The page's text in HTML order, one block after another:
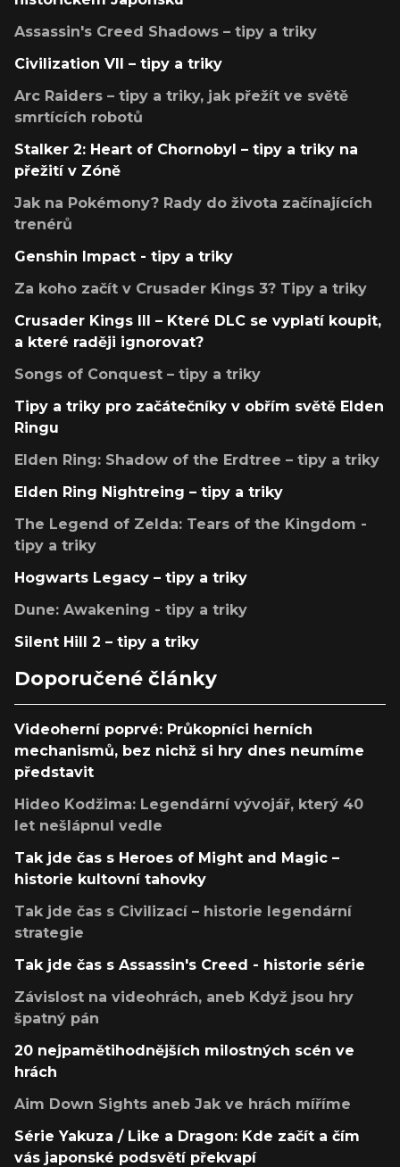
Assassin's Creed Shadows – tipy a triky
Civilization VII – tipy a triky
Arc Raiders – tipy a triky, jak přežít ve světě
smrtících robotů
Stalker 2: Heart of Chornobyl – tipy a triky na
přežití v Zóně
Jak na Pokémony? Rady do života začínajících
trenérů
Genshin Impact - tipy a triky
Za koho začít v Crusader Kings 3? Tipy a triky
Crusader Kings III – Které DLC se vyplatí koupit,
a které raději ignorovat?
Songs of Conquest – tipy a triky
Tipy a triky pro začátečníky v obřím světě Elden
Ringu
Elden Ring: Shadow of the Erdtree – tipy a triky
Elden Ring Nightreing – tipy a triky
The Legend of Zelda: Tears of the Kingdom -
tipy a triky
Hogwarts Legacy – tipy a triky
Dune: Awakening - tipy a triky
Silent Hill 2 – tipy a triky
Doporučené články
Videoherní poprvé: Průkopníci herních
mechanismů, bez nichž si hry dnes neumíme
představit
Hideo Kodžima: Legendární vývojář, který 40
let nešlápnul vedle
Tak jde čas s Heroes of Might and Magic –
historie kultovní tahovky
Tak jde čas s Civilizací – historie legendární
strategie
Tak jde čas s Assassin's Creed - historie série
Závislost na videohrách, aneb Když jsou hry
špatný pán
20 nejpamětihodnějších milostných scén ve
hrách
Aim Down Sights aneb Jak ve hrách míříme
Série Yakuza / Like a Dragon: Kde začít a čím
vás japonské podsvětí překvapí